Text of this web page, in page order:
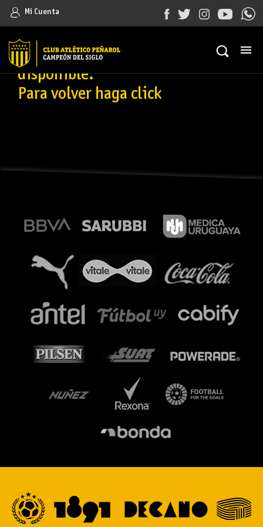
Mi Cuenta
intenta acceder no esta
disponible.
Para volver haga click
.